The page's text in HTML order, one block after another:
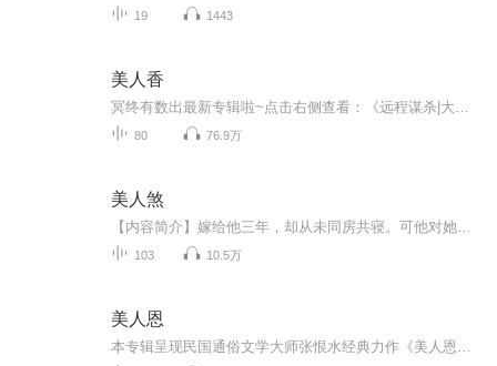
19 1443
美人香
80 76.9万
美人煞
103 10.5万
美人恩